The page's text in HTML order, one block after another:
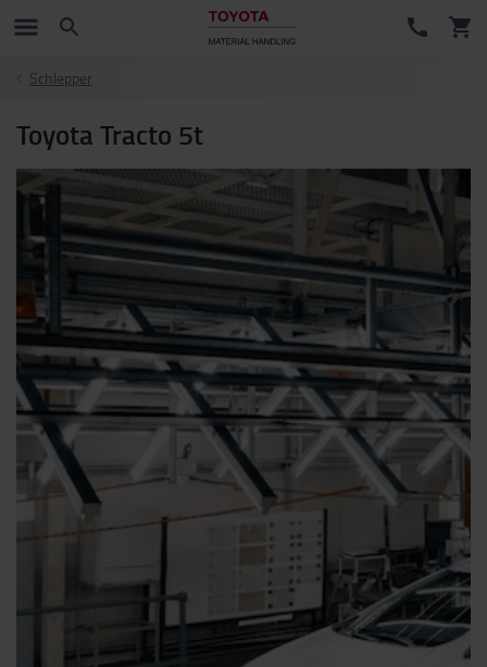
Schlepper
Toyota Tracto 5t